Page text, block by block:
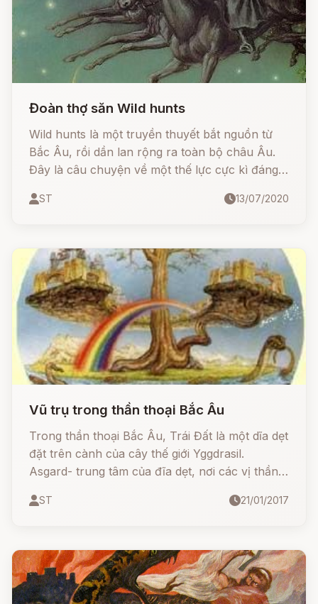
Đoàn thợ săn Wild hunts
Wild hunts là một truyền thuyết bắt nguồn từ
Bắc Âu, rồi dần lan rộng ra toàn bộ châu Âu.
Đây là câu chuyện về một thế lực cực kì đáng
là cơn ác mộng khiến cho từ con người đến
ST 13/07/2020
Vũ trụ trong thần thoại Bắc Âu
Trong thần thoại Bắc Âu, Trái Đất là một dĩa dẹt
đặt trên cành của cây thế giới Yggdrasil.
Asgard- trung tâm của đĩa dẹt, nơi các vị thần
là cầu vồng (hay cầu Bifröst).
ST 21/01/2017